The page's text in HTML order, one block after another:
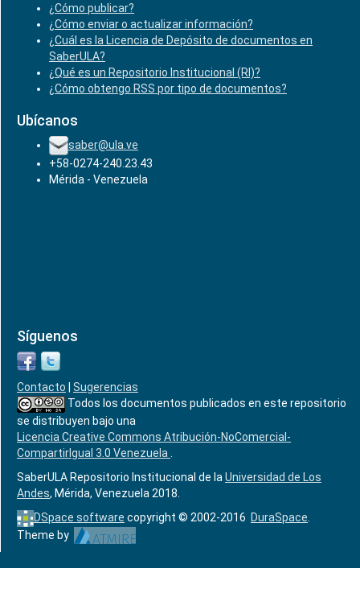
¿Cómo publicar?
¿Cómo enviar o actualizar información?
¿Cuál es la Licencia de Depósito de documentos en
SaberULA?
¿Qué es un Repositorio Institucional (RI)?
¿Cómo obtengo RSS por tipo de documentos?
Ubícanos
saber@ula.ve
+58-0274-240.23.43
Mérida - Venezuela
Síguenos
Contacto
Sugerencias
Todos los documentos publicados en este repositorio
se distribuyen bajo una
Licencia Creative Commons Atribución-NoComercial-
CompartirIgual 3.0 Venezuela
SaberULA Repositorio Institucional de la Universidad de Los
Andes, Mérida, Venezuela 2018.
DSpace software copyright © 2002-2016 DuraSpace
Theme by